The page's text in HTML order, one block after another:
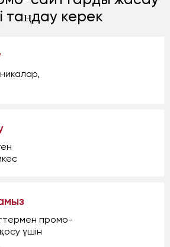
таңдау керек
промо-
үшін